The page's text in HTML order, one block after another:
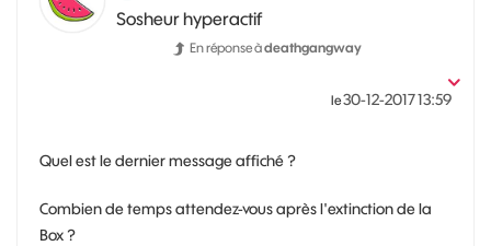
Sosheur hyperactif
En réponse àdeathgangway
le‎30-12-201713:59
Quel est le dernier message affiché ?
Combien de temps attendez-vous après l'extinction de la
Box ?